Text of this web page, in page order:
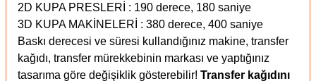
2D KUPA PRESLERİ : 190 derece, 180 saniye
3D KUPA MAKİNELERİ : 380 derece, 400 saniye
Baskı derecesi ve süresi kullandığınız makine, transfer
kağıdı, transfer mürekkebinin markası ve yaptığınız
tasarıma göre değişiklik gösterebilir! Transfer kağıdını